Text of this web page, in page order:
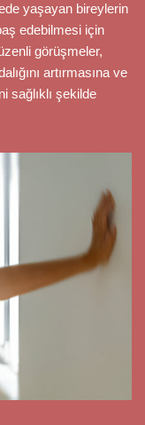
yaşayan bireylerin
edebilmesi için
görüşmeler,
artırmasına ve
sağlıklı şekilde